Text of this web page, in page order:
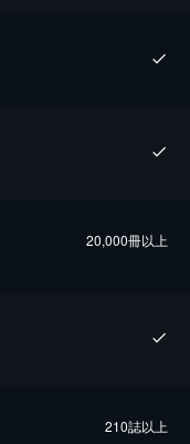
20,000冊以上
210誌以上